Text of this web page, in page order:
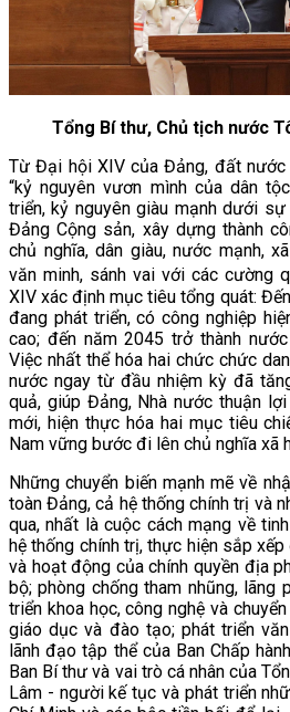
Tổng Bí thư, Chủ tịch nước
Từ Đại hội XIV của Đảng, đất nước
“kỷ nguyên vươn mình của dân
triển, kỷ nguyên giàu mạnh dưới
Đảng Cộng sản, xây dựng thành
chủ nghĩa, dân giàu, nước mạnh,
văn minh, sánh vai với các cường
XIV xác định mục tiêu tổng quát:
đang phát triển, có công nghiệp
cao; đến năm 2045 trở thành
Việc nhất thể hóa hai chức chức
nước ngay từ đầu nhiệm kỳ đã
quả, giúp Đảng, Nhà nước thuận
mới, hiện thực hóa hai mục tiêu
Nam vững bước đi lên chủ nghĩa xã
Những chuyển biến mạnh mẽ về
toàn Đảng, cả hệ thống chính trị và
qua, nhất là cuộc cách mạng về
hệ thống chính trị, thực hiện sắp
và hoạt động của chính quyền địa
bộ; phòng chống tham nhũng, lãng
triển khoa học, công nghệ và
giáo dục và đào tạo; phát triển
lãnh đạo tập thể của Ban Chấp
Ban Bí thư và vai trò cá nhân của
Lâm - người kế tục và phát triển